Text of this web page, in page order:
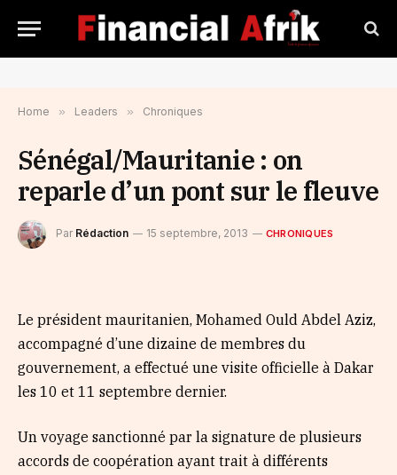
Home » Leaders » Chroniques
Sénégal/Mauritanie : on
reparle d’un pont sur le fleuve
Par Rédaction 15 septembre, 2013 CHRONIQUES
Le président mauritanien, Mohamed Ould Abdel Aziz,
accompagné d’une dizaine de membres du
gouvernement, a effectué une visite officielle à Dakar
les 10 et 11 septembre dernier.
Un voyage sanctionné par la signature de plusieurs
accords de coopération ayant trait à différents